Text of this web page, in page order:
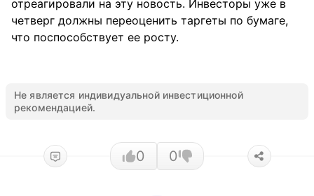
отреагировали на эту новость. Инвесторы уже в
четверг должны переоценить таргеты по бумаге,
что поспособствует ее росту.
Не является индивидуальной инвестиционной
рекомендацией.
0 0